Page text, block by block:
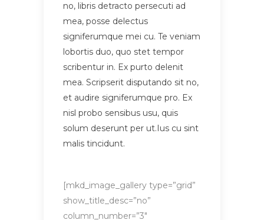
no, libris detracto persecuti ad
mea, posse delectus
signiferumque mei cu. Te veniam
lobortis duo, quo stet tempor
scribentur in. Ex purto delenit
mea. Scripserit disputando sit no,
et audire signiferumque pro. Ex
nisl probo sensibus usu, quis
solum deserunt per ut.Ius cu sint
malis tincidunt.
[mkd_image_gallery type=”grid”
show_title_desc=”no”
column_number=”3″